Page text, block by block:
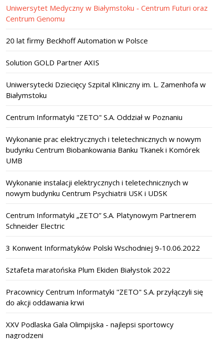
Uniwersytet Medyczny w Białymstoku - Centrum Futuri oraz
Centrum Genomu
20 lat firmy Beckhoff Automation w Polsce
Solution GOLD Partner AXIS
Uniwersytecki Dziecięcy Szpital Kliniczny im. L. Zamenhofa w
Białymstoku
Centrum Informatyki "ZETO" S.A. Oddział w Poznaniu
Wykonanie prac elektrycznych i teletechnicznych w nowym
budynku Centrum Biobankowania Banku Tkanek i Komórek
UMB
Wykonanie instalacji elektrycznych i teletechnicznych w
nowym budynku Centrum Psychiatrii USK i UDSK
Centrum Informatyki „ZETO” S.A. Platynowym Partnerem
Schneider Electric
3 Konwent Informatyków Polski Wschodniej 9-10.06.2022
Sztafeta maratońska Plum Ekiden Białystok 2022
Pracownicy Centrum Informatyki "ZETO" S.A. przyłączyli się
do akcji oddawania krwi
XXV Podlaska Gala Olimpijska - najlepsi sportowcy
nagrodzeni